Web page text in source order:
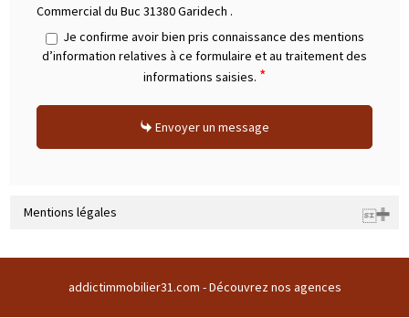
Commercial du Buc 31380 Garidech .
Je confirme avoir bien pris connaissance des mentions
d’information relatives à ce formulaire et au traitement des
informations saisies. *
Envoyer un message
Mentions légales
France | RCS : TOULOUSE Z 508169786 00011 | RCS juridique : Z |
addictimmobilier31.com -Découvrez nos agences